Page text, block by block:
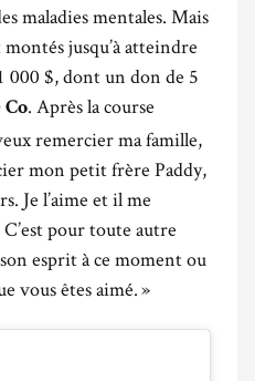
maladies mentales. Mais
jusqu’à atteindre
000 $, dont un don de 5
. Après la course
remercier ma famille,
mon petit frère Paddy,
Je l’aime et il me
pour toute autre
esprit à ce moment ou
vous êtes aimé. »